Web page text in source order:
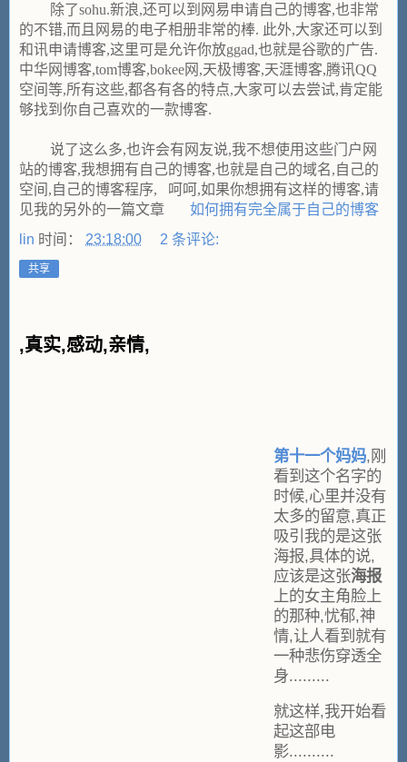
除了sohu.新浪,还可以到网易申请自己的博客,也非常
的不错,而且网易的电子相册非常的棒. 此外,大家还可以到
和讯申请博客,这里可是允许你放ggad,也就是谷歌的广告.
中华网博客,tom博客,bokee网,天极博客,天涯博客,腾讯QQ
空间等,所有这些,都各有各的特点,大家可以去尝试,肯定能
够找到你自己喜欢的一款博客.
说了这么多,也许会有网友说,我不想使用这些门户网
站的博客,我想拥有自己的博客,也就是自己的域名,自己的
空间,自己的博客程序, 呵呵,如果你想拥有这样的博客,请
见我的另外的一篇文章 如何拥有完全属于自己的博客
lin 时间： 23:18:00 2 条评论:
共享
,真实,感动,亲情,
第十一个妈妈,刚
看到这个名字的
时候,心里并没有
太多的留意,真正
吸引我的是这张
海报,具体的说,
应该是这张海报
上的女主角脸上
的那种,忧郁,神
情,让人看到就有
一种悲伤穿透全
身.........
就这样,我开始看
起这部电
影..........